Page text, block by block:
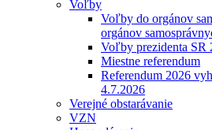
Voľby
Voľby do orgánov
orgánov
Voľby prezidenta SR
Miestne referendum
Referendum 2026
4.7.2026
Verejné obstarávanie
VZN